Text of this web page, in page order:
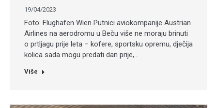
19/04/2023
Foto: Flughafen Wien Putnici aviokompanije Austrian
Airlines na aerodromu u Beču više ne moraju brinuti
o prtljagu prije leta – kofere, sportsku opremu, dječija
kolica sada mogu predati dan prije,…
Više